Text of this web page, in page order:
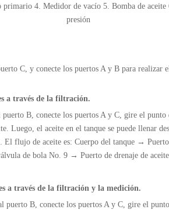
4. Medidor de vacío 5. Bomba de
presión
C, y conecte los puertos A y B para realizar
a través de la filtración.
B, conecte los puertos A y C, gire el
Luego, el aceite en el tanque se puede llenar
El flujo de aceite es: Cuerpo del tanque →
de bola No. 9 → Puerto de drenaje de
a través de la filtración y la medición.
B, conecte los puertos A y C, gire el